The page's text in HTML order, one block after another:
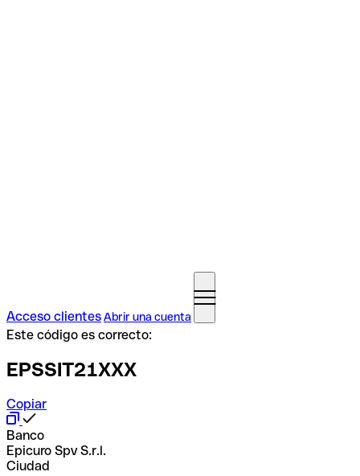
Acceso clientesAbrir una cuenta
Este código es correcto:
EPSSIT21XXX
Copiar
Banco
Epicuro Spv S.r.l.
Ciudad